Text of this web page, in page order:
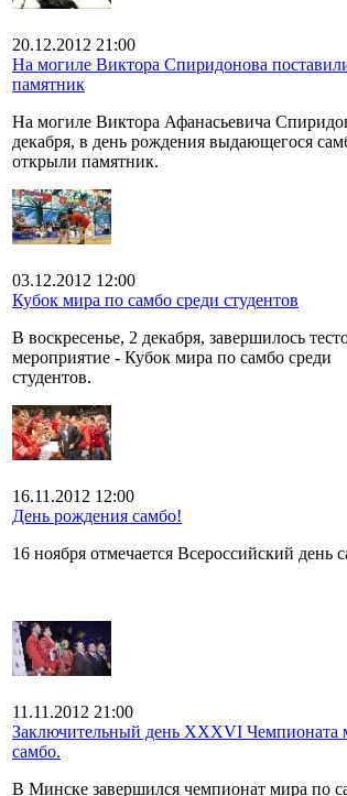
20.12.2012 21:00
На могиле Виктора Спиридонова
памятник
На могиле Виктора Афанасьевича
декабря, в день рождения выдающегося
открыли памятник.
03.12.2012 12:00
Кубок мира по самбо среди студентов
В воскресенье, 2 декабря, завершилось
мероприятие - Кубок мира по самбо среди
студентов.
16.11.2012 12:00
День рождения самбо!
16 ноября отмечается Всероссийский день
11.11.2012 21:00
Заключительный день XXXVI Чемпионата
самбо.
В Минске завершился чемпионат мира по